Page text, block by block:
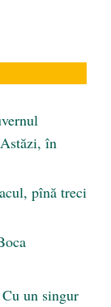
în
pînă treci
un singur